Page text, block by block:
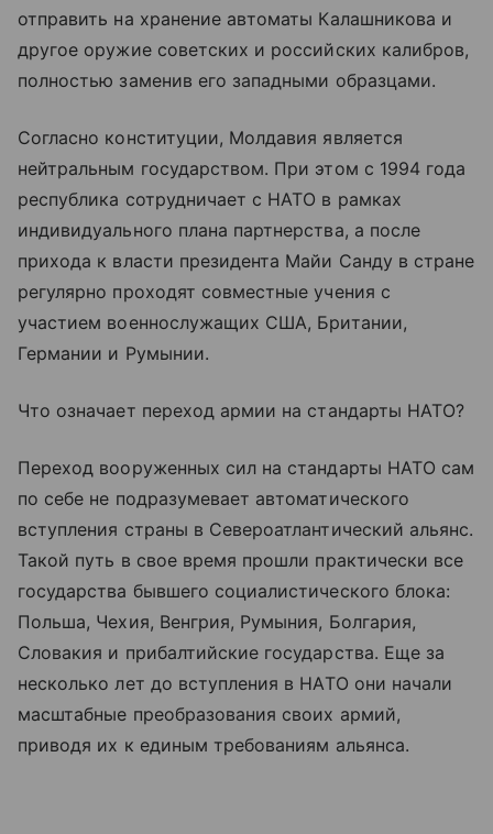
отправить на хранение автоматы Калашникова и
другое оружие советских и российских калибров,
полностью заменив его западными образцами.
Согласно конституции, Молдавия является
нейтральным государством. При этом с 1994 года
республика сотрудничает с НАТО в рамках
индивидуального плана партнерства, а после
прихода к власти президента Майи Санду в стране
регулярно проходят совместные учения с
участием военнослужащих США, Британии,
Германии и Румынии.
Что означает переход армии на стандарты НАТО?
Переход вооруженных сил на стандарты НАТО сам
по себе не подразумевает автоматического
вступления страны в Североатлантический альянс.
Такой путь в свое время прошли практически все
государства бывшего социалистического блока:
Польша, Чехия, Венгрия, Румыния, Болгария,
Словакия и прибалтийские государства. Еще за
несколько лет до вступления в НАТО они начали
масштабные преобразования своих армий,
приводя их к единым требованиям альянса.